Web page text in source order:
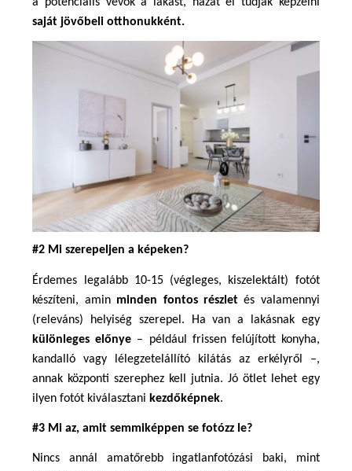
saját jövőbeli otthonukként.
#2 Mi szerepeljen a képeken?
Érdemes legalább 10-15 (végleges, kiszelektált) fotót
készíteni, amin minden fontos részlet és valamennyi
(releváns) helyiség szerepel. Ha van a lakásnak egy
különleges előnye – például frissen felújított konyha,
kandalló vagy lélegzetelállító kilátás az erkélyről –,
annak központi szerephez kell jutnia. Jó ötlet lehet egy
ilyen fotót kiválasztani kezdőképnek.
#3 Mi az, amit semmiképpen se fotózz le?
Nincs annál amatőrebb ingatlanfotózási baki, mint